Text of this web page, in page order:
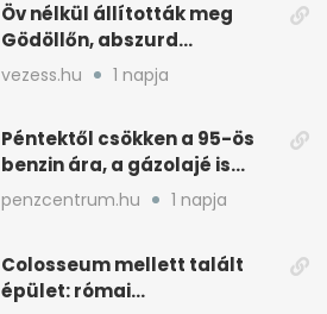
Öv nélkül állították meg
Gödöllőn, abszurd
fordulatok jöttek
vezess.hu 1 napja
Péntektől csökken a 95-ös
benzin ára, a gázolajé is
mérséklődik
penzcentrum.hu 1 napja
Colosseum mellett talált
épület: római